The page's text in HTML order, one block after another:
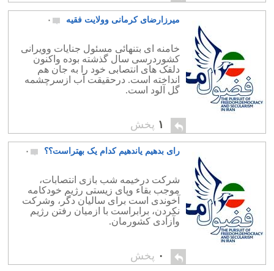
میرزارضای کرمانی وولایت فقیه ۰
خامنه ای بتنهائی مسئول جنایات وویرانی
کشوردرسی سال گذشته بوده واکنون
دلقک های انتصابی خود را به جان هم
انداخته است. درحقیقت آب ازسرچشمه
گل آلود است.
۱ پخش
رای بدهیم یاندهیم کدام یک بهتراست؟؟ ۰
شرکت درخیمه شب بازی انتصابات،
موجب بقاء وپای زیستی رژیم خودکامه
آخوندی است برای سالیان دگر، وشرکت
نکردن، برابراست با ازمیان رفتن رژیم
وآزادی کشورمان.
۰ پخش